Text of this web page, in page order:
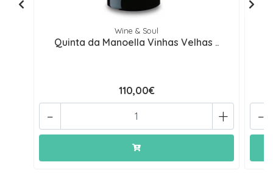
Wine & Soul
Quinta da Manoella Vinhas Velhas ..
110,00€
+
- -